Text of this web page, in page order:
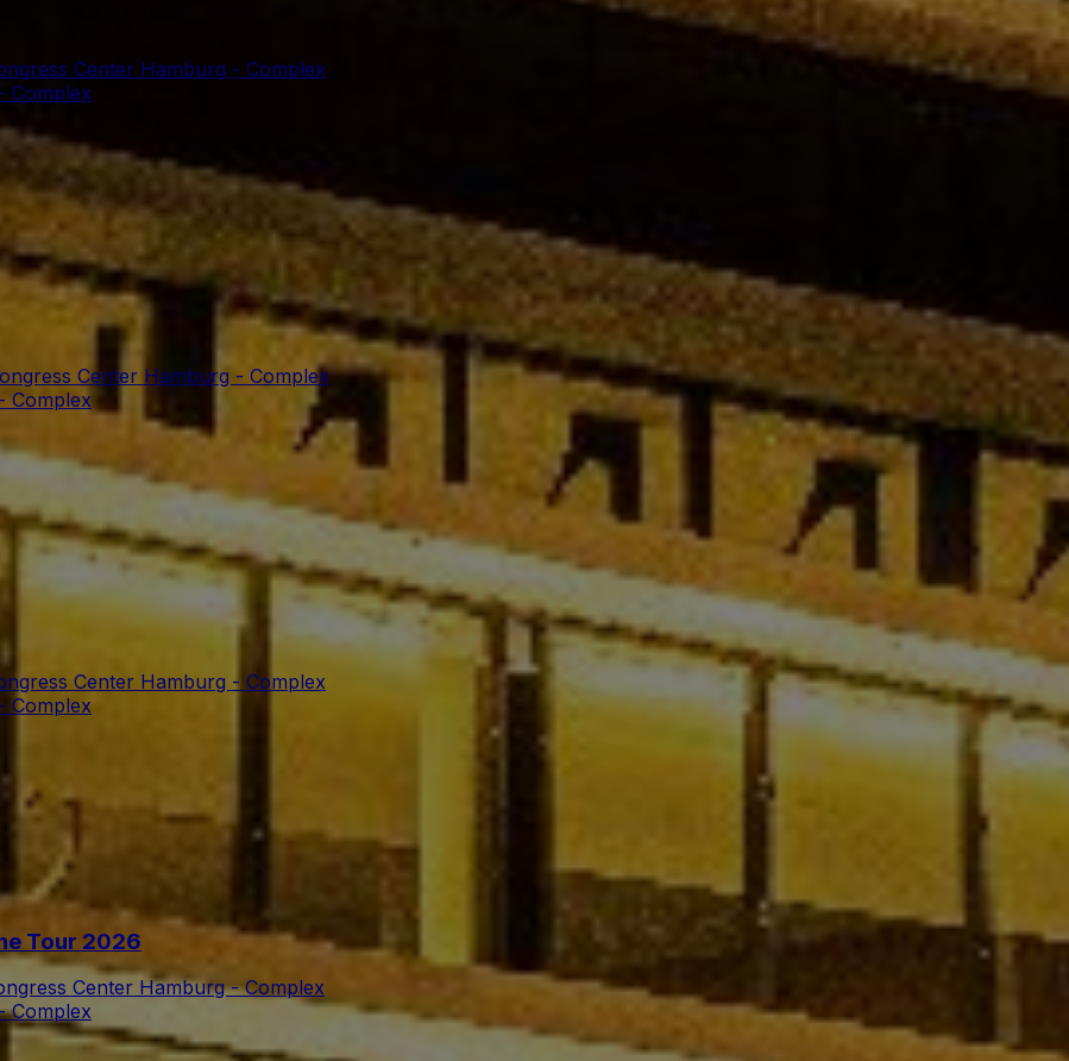
Center Hamburg - Complex
Complex
Center Hamburg - Complex
Complex
Center Hamburg - Complex
Complex
Tour 2026
Center Hamburg - Complex
Complex